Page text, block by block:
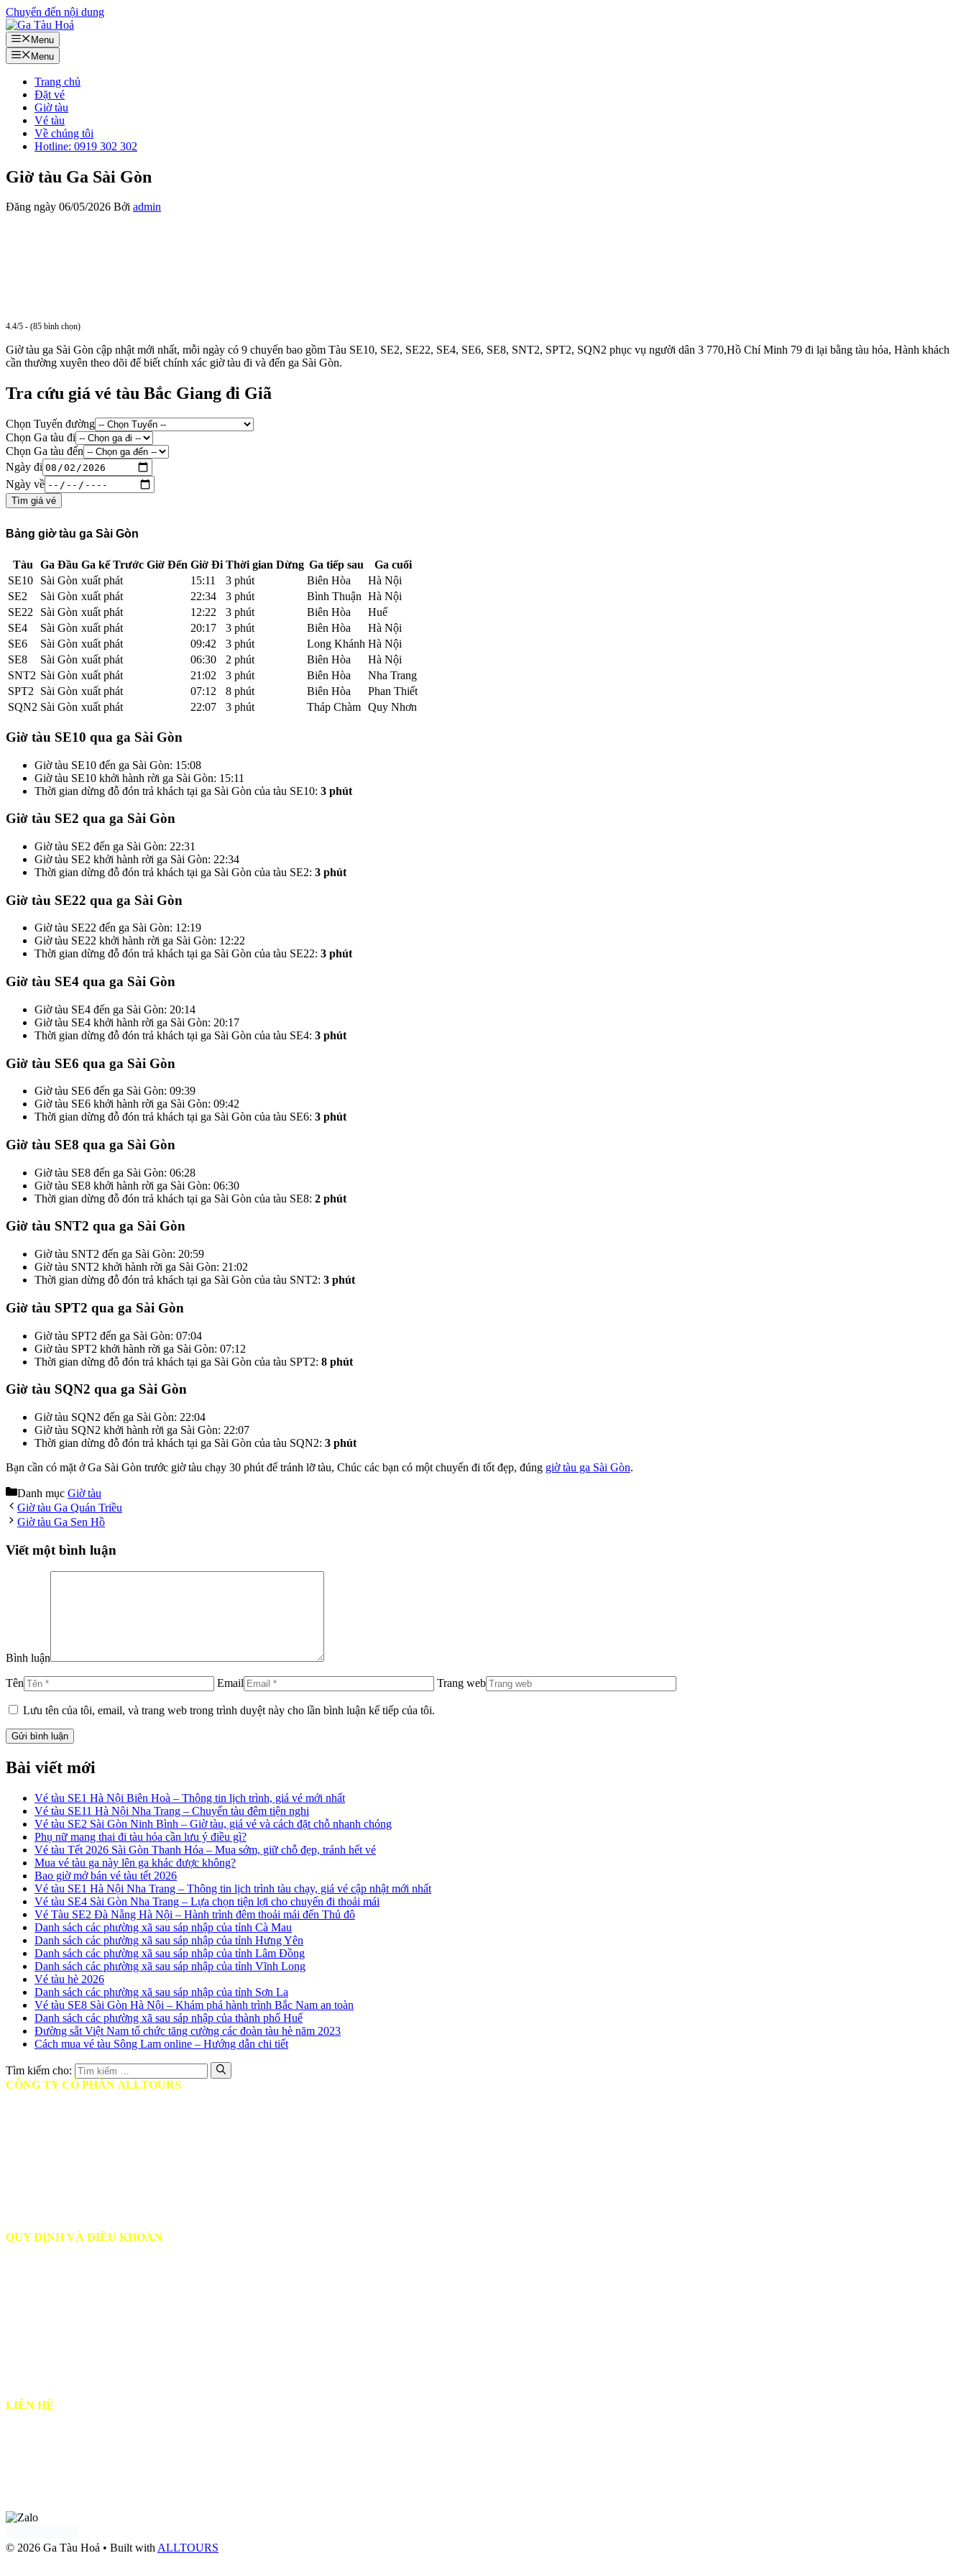
Chuyển đến nội dung
Menu
Menu
Trang chủ
Đặt vé
Giờ tàu
Vé tàu
Về chúng tôi
Hotline: 0919 302 302
Giờ tàu Ga Sài Gòn
Đăng ngày 06/05/2026 Bởi admin
4.4/5 - (85 bình chọn)
Giờ tàu ga Sài Gòn cập nhật mới nhất, mỗi ngày có 9 chuyến bao gồm Tàu SE10, SE2, SE22, SE4, SE6, SE8, SNT2, SPT2, SQN2 phục vụ người dân 3 770,Hồ Chí Minh 79 đi lại bằng tàu hỏa, Hành khách
cần thường xuyên theo dõi để biết chính xác giờ tàu đi và đến ga Sài Gòn.
Tra cứu giá vé tàu Bắc Giang đi Giã
Chọn Tuyến đường
Chọn Ga tàu đi
Chọn Ga tàu đến
Ngày đi
Ngày về
Tìm giá vé
Bảng giờ tàu ga Sài Gòn
Tàu Ga Đầu Ga kế Trước Giờ Đến Giờ Đi Thời gian Dừng Ga tiếp sau
Ga cuối
SE10
Sài Gòn xuất phát 15:11 3 phút Biên Hòa
Hà Nội
SE2
Sài Gòn xuất phát 22:34 3 phút Bình Thuận Hà Nội
SE22
Sài Gòn xuất phát 12:22 3 phút Biên Hòa
Huế
SE4
Sài Gòn xuất phát 20:17 3 phút Biên Hòa
Hà Nội
SE6
Sài Gòn xuất phát 09:42 3 phút Long Khánh Hà Nội
SE8
Sài Gòn xuất phát 06:30 2 phút Biên Hòa
Hà Nội
SNT2 Sài Gòn xuất phát 21:02 3 phút Biên Hòa
Nha Trang
SPT2
Sài Gòn xuất phát 07:12 8 phút Biên Hòa
Phan Thiết
SQN2 Sài Gòn xuất phát 22:07 3 phút Tháp Chàm Quy Nhơn
Giờ tàu SE10 qua ga Sài Gòn
Giờ tàu SE10 đến ga Sài Gòn: 15:08
Giờ tàu SE10 khởi hành rời ga Sài Gòn: 15:11
Thời gian dừng đỗ đón trả khách tại ga Sài Gòn của tàu SE10: 3 phút
Giờ tàu SE2 qua ga Sài Gòn
Giờ tàu SE2 đến ga Sài Gòn: 22:31
Giờ tàu SE2 khởi hành rời ga Sài Gòn: 22:34
Thời gian dừng đỗ đón trả khách tại ga Sài Gòn của tàu SE2: 3 phút
Giờ tàu SE22 qua ga Sài Gòn
Giờ tàu SE22 đến ga Sài Gòn: 12:19
Giờ tàu SE22 khởi hành rời ga Sài Gòn: 12:22
Thời gian dừng đỗ đón trả khách tại ga Sài Gòn của tàu SE22: 3 phút
Giờ tàu SE4 qua ga Sài Gòn
Giờ tàu SE4 đến ga Sài Gòn: 20:14
Giờ tàu SE4 khởi hành rời ga Sài Gòn: 20:17
Thời gian dừng đỗ đón trả khách tại ga Sài Gòn của tàu SE4: 3 phút
Giờ tàu SE6 qua ga Sài Gòn
Giờ tàu SE6 đến ga Sài Gòn: 09:39
Giờ tàu SE6 khởi hành rời ga Sài Gòn: 09:42
Thời gian dừng đỗ đón trả khách tại ga Sài Gòn của tàu SE6: 3 phút
Giờ tàu SE8 qua ga Sài Gòn
Giờ tàu SE8 đến ga Sài Gòn: 06:28
Giờ tàu SE8 khởi hành rời ga Sài Gòn: 06:30
Thời gian dừng đỗ đón trả khách tại ga Sài Gòn của tàu SE8: 2 phút
Giờ tàu SNT2 qua ga Sài Gòn
Giờ tàu SNT2 đến ga Sài Gòn: 20:59
Giờ tàu SNT2 khởi hành rời ga Sài Gòn: 21:02
Thời gian dừng đỗ đón trả khách tại ga Sài Gòn của tàu SNT2: 3 phút
Giờ tàu SPT2 qua ga Sài Gòn
Giờ tàu SPT2 đến ga Sài Gòn: 07:04
Giờ tàu SPT2 khởi hành rời ga Sài Gòn: 07:12
Thời gian dừng đỗ đón trả khách tại ga Sài Gòn của tàu SPT2: 8 phút
Giờ tàu SQN2 qua ga Sài Gòn
Giờ tàu SQN2 đến ga Sài Gòn: 22:04
Giờ tàu SQN2 khởi hành rời ga Sài Gòn: 22:07
Thời gian dừng đỗ đón trả khách tại ga Sài Gòn của tàu SQN2: 3 phút
Bạn cần có mặt ở Ga Sài Gòn trước giờ tàu chạy 30 phút để tránh lỡ tàu, Chúc các bạn có một chuyến đi tốt đẹp, đúng giờ tàu ga Sài Gòn.
Danh mục Giờ tàu
Giờ tàu Ga Quán Triều
Giờ tàu Ga Sen Hồ
Viết một bình luận
Bình luận
Tên Email Trang web
Lưu tên của tôi, email, và trang web trong trình duyệt này cho lần bình luận kế tiếp của tôi.
Bài viết mới
Vé tàu SE1 Hà Nội Biên Hoà – Thông tin lịch trình, giá vé mới nhất
Vé tàu SE11 Hà Nội Nha Trang – Chuyến tàu đêm tiện nghi
Vé tàu SE2 Sài Gòn Ninh Bình – Giờ tàu, giá vé và cách đặt chỗ nhanh chóng
Phụ nữ mang thai đi tàu hỏa cần lưu ý điều gì?
Vé tàu Tết 2026 Sài Gòn Thanh Hóa – Mua sớm, giữ chỗ đẹp, tránh hết vé
Mua vé tàu ga này lên ga khác được không?
Bao giờ mở bán vé tàu tết 2026
Vé tàu SE1 Hà Nội Nha Trang – Thông tin lịch trình tàu chạy, giá vé cập nhật mới nhất
Vé tàu SE4 Sài Gòn Nha Trang – Lựa chọn tiện lợi cho chuyến đi thoải mái
Vé Tàu SE2 Đà Nẵng Hà Nội – Hành trình đêm thoải mái đến Thủ đô
Danh sách các phường xã sau sáp nhập của tỉnh Cà Mau
Danh sách các phường xã sau sáp nhập của tỉnh Hưng Yên
Danh sách các phường xã sau sáp nhập của tỉnh Lâm Đồng
Danh sách các phường xã sau sáp nhập của tỉnh Vĩnh Long
Vé tàu hè 2026
Danh sách các phường xã sau sáp nhập của tỉnh Sơn La
Vé tàu SE8 Sài Gòn Hà Nội – Khám phá hành trình Bắc Nam an toàn
Danh sách các phường xã sau sáp nhập của thành phố Huế
Đường sắt Việt Nam tổ chức tăng cường các đoàn tàu hè năm 2023
Cách mua vé tàu Sông Lam online – Hướng dẫn chi tiết
Tìm kiếm cho:
CÔNG TY CỔ PHẦN ALLTOURS
QUY ĐỊNH VÀ ĐIỀU KHOẢN
LIÊN HỆ
© 2026 Ga Tàu Hoả • Built with ALLTOURS